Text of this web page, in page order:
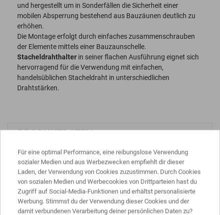
und hergestellt um in Sonderfällen die Sicherheit einer
mobilen Absperrung bestehend aus Bauzäunen deutlich zu
erhöhen.
Die Montage erfolgt durch einfaches zusammenschrauben
der Elemente mittels einer Bauzaunschelle.
Stacheldrahthalter in seiner flachen Ausführung eignet sich
hervorragend für die Verwendung mit einfachen,
handelsüblichen Stacheldraht in unterschiedlichen
Drahtstärken.
PRODUKTDATEN
Länge ca. 50 cm
Werkstoff Stahl
Für eine optimal Performance, eine reibungslose Verwendung
sozialer Medien und aus Werbezwecken empfiehlt dir dieser
Laden, der Verwendung von Cookies zuzustimmen. Durch Cookies
von sozialen Medien und Werbecookies von Drittparteien hast du
Zugriff auf Social-Media-Funktionen und erhältst personalisierte
Werbung. Stimmst du der Verwendung dieser Cookies und der
damit verbundenen Verarbeitung deiner persönlichen Daten zu?